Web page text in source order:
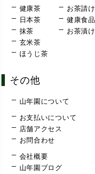
健康茶
日本茶
抹茶
玄米茶
ほうじ茶
お茶請け
健康食品
お茶漬け
その他
山年園について
お支払いについて
店舗アクセス
お問合わせ
会社概要
山年園ブログ